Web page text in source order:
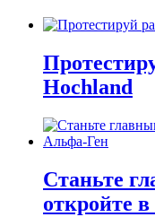
Hochland
Станьте
откройте